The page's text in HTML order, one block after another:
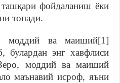
фойдаланиш ёки
топади.
моддий ва маиший[1]
булардан энг хавфлиси
моддий ва маиший
маънавий исроф, яъни